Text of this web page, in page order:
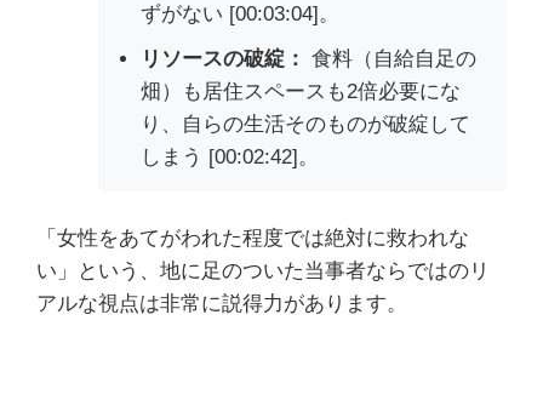
ずがない [00:03:04]。
リソースの破綻： 食料（自給自足の
畑）も居住スペースも2倍必要にな
り、自らの生活そのものが破綻して
しまう [00:02:42]。
「女性をあてがわれた程度では絶対に救われな
い」という、地に足のついた当事者ならではのリ
アルな視点は非常に説得力があります。